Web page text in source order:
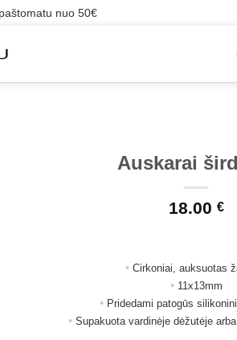
nuo 50€
Auskarai
18.00 €
• Cirkoniai, auksuotas
• 11x13mm
• Pridedami patogūs
• Supakuota vardinėje dėžutėje